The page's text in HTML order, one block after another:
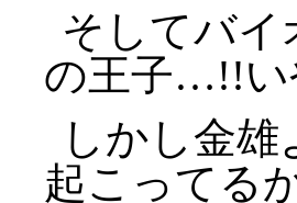
そしてバ
の王子…!!い
しかし金
起こってる